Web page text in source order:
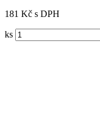
181 Kč s DPH
ks